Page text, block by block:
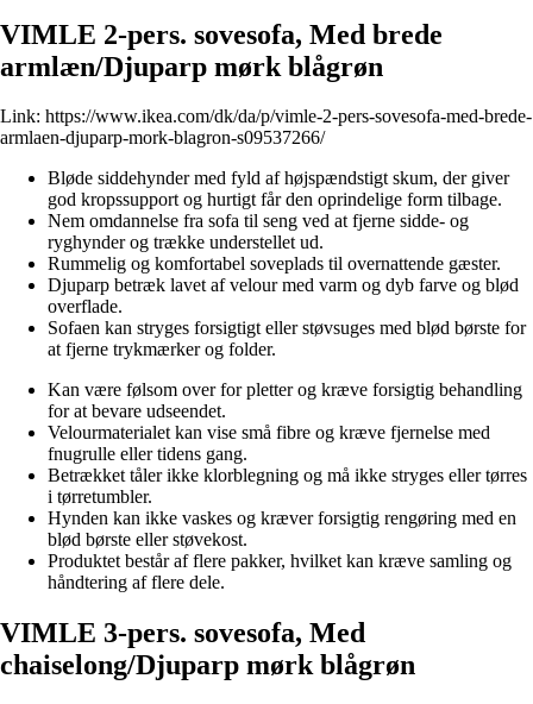
VIMLE 2-pers. sovesofa, Med brede
armlæn/Djuparp mørk blågrøn
Link: https://www.ikea.com/dk/da/p/vimle-2-pers-sovesofa-med-brede-
armlaen-djuparp-mork-blagron-s09537266/
Bløde siddehynder med fyld af højspændstigt skum, der giver
god kropssupport og hurtigt får den oprindelige form tilbage.
Nem omdannelse fra sofa til seng ved at fjerne sidde- og
ryghynder og trække understellet ud.
Rummelig og komfortabel soveplads til overnattende gæster.
Djuparp betræk lavet af velour med varm og dyb farve og blød
overflade.
Sofaen kan stryges forsigtigt eller støvsuges med blød børste for
at fjerne trykmærker og folder.
Kan være følsom over for pletter og kræve forsigtig behandling
for at bevare udseendet.
Velourmaterialet kan vise små fibre og kræve fjernelse med
fnugrulle eller tidens gang.
Betrækket tåler ikke klorblegning og må ikke stryges eller tørres
i tørretumbler.
Hynden kan ikke vaskes og kræver forsigtig rengøring med en
blød børste eller støvekost.
Produktet består af flere pakker, hvilket kan kræve samling og
håndtering af flere dele.
VIMLE 3-pers. sovesofa, Med
chaiselong/Djuparp mørk blågrøn